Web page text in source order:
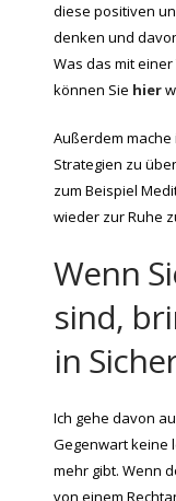
diese positiven
denken und
Was das mit
können Sie hier
Außerdem mache
Strategien zu
zum Beispiel
wieder zur Ruhe
Wenn
sind,
in
Ich gehe davon
Gegenwart keine
mehr gibt. Wenn
von einem